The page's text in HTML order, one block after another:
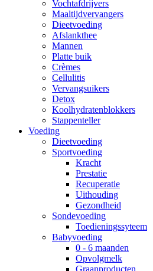
Vochtafdrijvers
Maaltijdvervangers
Dieetvoeding
Afslankthee
Mannen
Platte buik
Crèmes
Cellulitis
Vervangsuikers
Detox
Koolhydratenblokkers
Stappenteller
Voeding
Dieetvoeding
Sportvoeding
Kracht
Prestatie
Recuperatie
Uithouding
Gezondheid
Sondevoeding
Toedieningssyteem
Babyvoeding
0 - 6 maanden
Opvolgmelk
Graanproducten